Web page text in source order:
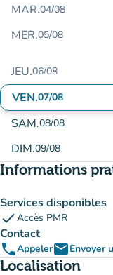
MAR.04/08
MER.05/08
JEU.06/08
VEN.07/08
SAM.08/08
DIM.09/08
Informations
Services disponibles
checkAccès PMR
Contact
phoneAppeleremailEnvoyer
Localisation